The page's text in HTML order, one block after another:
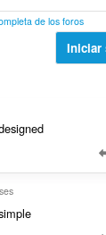
de los foros
Iniciar